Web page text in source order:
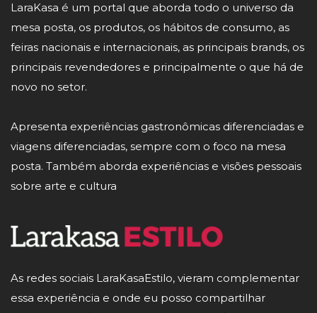
LaraKasa é um portal que aborda todo o universo da
mesa posta, os produtos, os hábitos de consumo, as
feiras nacionais e internacionais, as principais brands, os
principais revendedores e principalmente o que há de
novo no setor.
Apresenta experiências gastronômicas diferenciadas e
viagens diferenciadas, sempre com o foco na mesa
posta. Também aborda experiências e visões pessoais
sobre arte e cultura
As redes sociais LaraKasaEstilo, vieram complementar
essa experiência e onde eu posso compartilhar